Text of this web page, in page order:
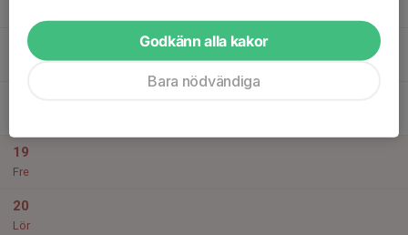
17
19:00
Gammelstads IP
19
Fre
20
Lör
Godkänn alla kakor
Bara nödvändiga